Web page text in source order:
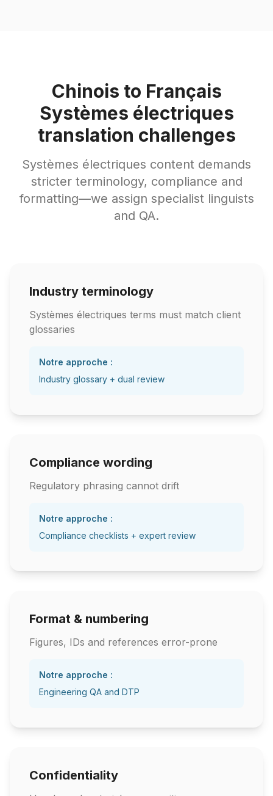
Chinois to Français
Systèmes électriques
translation challenges
Systèmes électriques content demands
stricter terminology, compliance and
formatting—we assign specialist linguists
and QA.
Industry terminology
Systèmes électriques terms must match client
glossaries
Notre approche :
Industry glossary + dual review
Compliance wording
Regulatory phrasing cannot drift
Notre approche :
Compliance checklists + expert review
Format & numbering
Figures, IDs and references error-prone
Notre approche :
Engineering QA and DTP
Confidentiality